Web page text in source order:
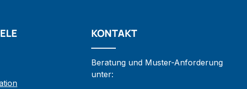
KONTAKT
Beratung und Muster-Anforderung
unter: